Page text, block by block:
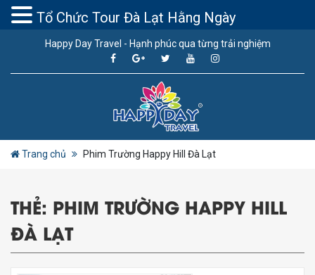
Happy Day Travel - Hạnh phúc qua từng trải nghiệm
Trang chủ Phim Trường Happy Hill Đà Lạt
THẺ: PHIM TRƯỜNG HAPPY HILL
ĐÀ LẠT
Tổ Chức Tour Đà Lạt Hằng Ngày